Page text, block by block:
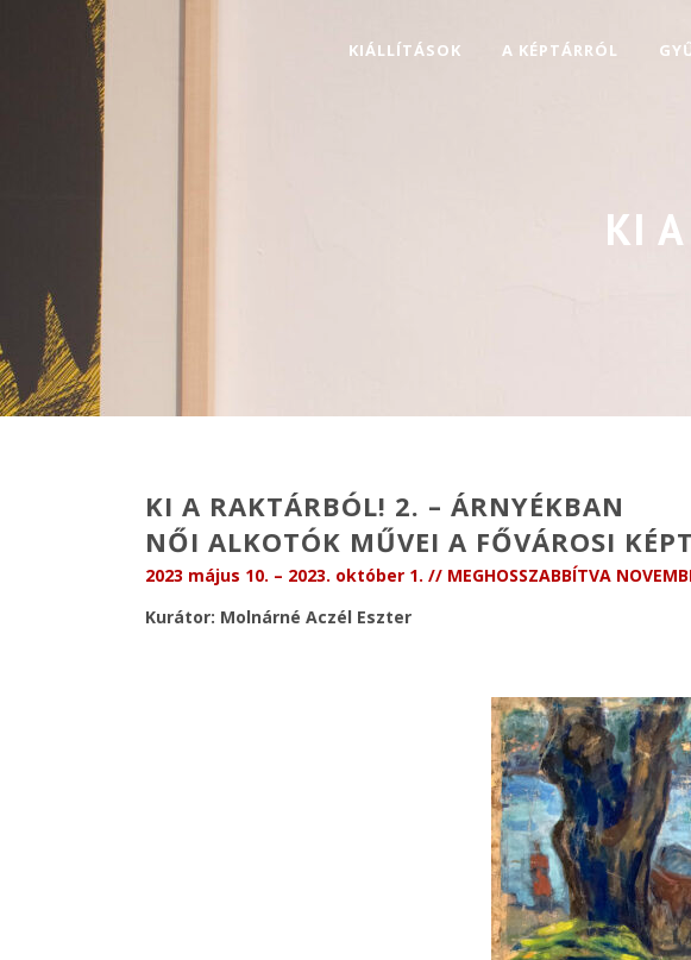
KIÁLLÍTÁSOK A KÉPTÁRRÓL
KI
KI A RAKTÁRBÓL! 2. – ÁRNYÉKBAN
NŐI ALKOTÓK MŰVEI A FŐVÁROSI
2023 május 10. – 2023. október 1. // MEGHOSSZABBÍTVA
Kurátor: Molnárné Aczél Eszter